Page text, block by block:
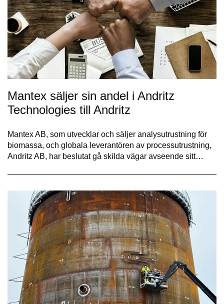
Mantex säljer sin andel i Andritz
Technologies till Andritz
Mantex AB, som utvecklar och säljer analysutrustning för
biomassa, och globala leverantören av processutrustning,
Andritz AB, har beslutat gå skilda vägar avseende sitt…